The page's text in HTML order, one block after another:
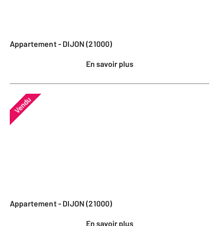
Appartement - DIJON (21000)
En savoir plus
Vendu
Appartement - DIJON (21000)
En savoir plus